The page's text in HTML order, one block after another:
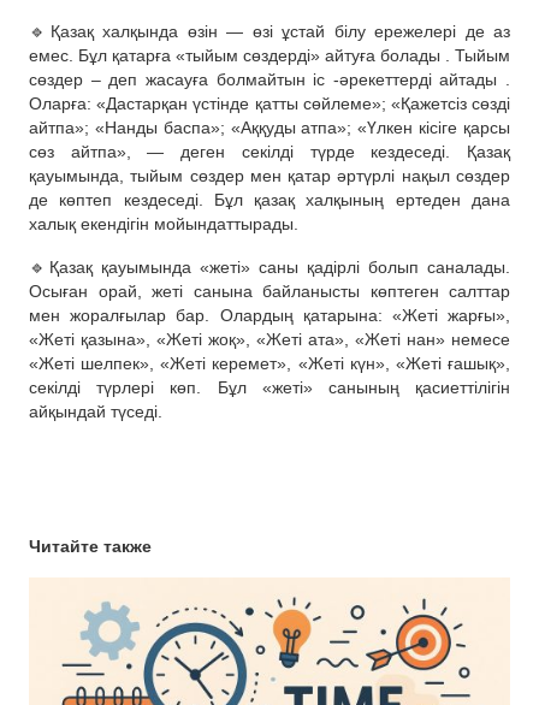
🔹Қазақ халқында өзін — өзі ұстай білу ережелері де аз
емес. Бұл қатарға «тыйым сөздерді» айтуға болады . Тыйым
сөздер – деп жасауға болмайтын іс -әрекеттерді айтады .
Оларға: «Дастарқан үстінде қатты сөйлеме»; «Қажетсіз сөзді
айтпа»; «Нанды баспа»; «Аққуды атпа»; «Үлкен кісіге қарсы
сөз айтпа», — деген секілді түрде кездеседі. Қазақ
қауымында, тыйым сөздер мен қатар әртүрлі нақыл сөздер
де көптеп кездеседі. Бұл қазақ халқының ертеден дана
халық екендігін мойындаттырады.
🔹Қазақ қауымында «жеті» саны қадірлі болып саналады.
Осыған орай, жеті санына байланысты көптеген салттар
мен жоралғылар бар. Олардың қатарына: «Жеті жарғы»,
«Жеті қазына», «Жеті жоқ», «Жеті ата», «Жеті нан» немесе
«Жеті шелпек», «Жеті керемет», «Жеті күн», «Жеті ғашық»,
секілді түрлері көп. Бұл «жеті» санының қасиеттілігін
айқындай түседі.
Читайте также